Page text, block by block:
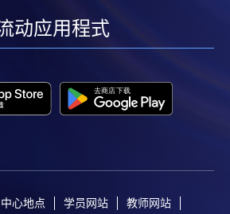
linkedin
动应用程式
心地点 学员网站 教师网站